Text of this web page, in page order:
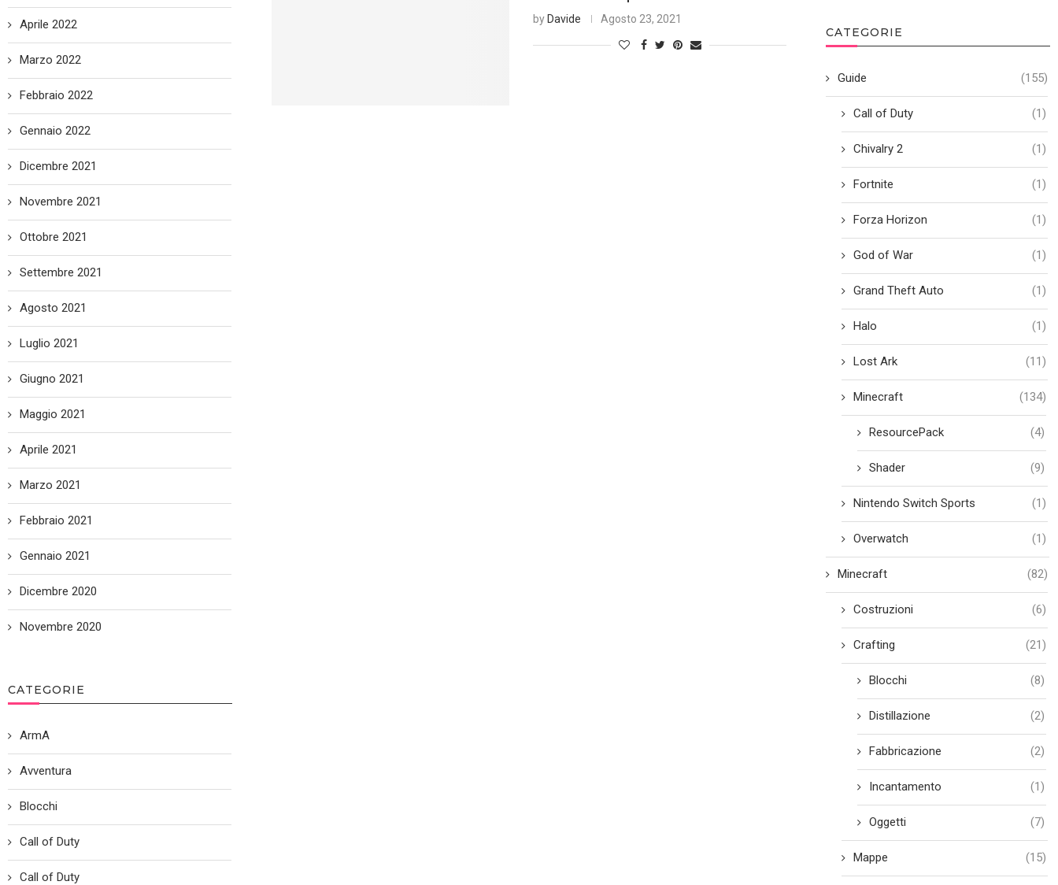
by Davide Agosto 23, 2021
CATEGORIE
Guide (155)
Call of Duty (1)
Chivalry 2 (1)
Fortnite (1)
Forza Horizon (1)
God of War (1)
Grand Theft Auto (1)
Halo (1)
Lost Ark (11)
Minecraft (134)
ResourcePack (4)
Shader (9)
Nintendo Switch Sports (1)
Overwatch (1)
Minecraft (82)
Costruzioni (6)
Crafting (21)
Blocchi (8)
Distillazione (2)
Fabbricazione (2)
Incantamento (1)
Oggetti (7)
Mappe (15)
Aprile 2022
Marzo 2022
Febbraio 2022
Gennaio 2022
Dicembre 2021
Novembre 2021
Ottobre 2021
Settembre 2021
Agosto 2021
Luglio 2021
Giugno 2021
Maggio 2021
Aprile 2021
Marzo 2021
Febbraio 2021
Gennaio 2021
Dicembre 2020
Novembre 2020
CATEGORIE
ArmA
Avventura
Blocchi
Call of Duty
Call of Duty